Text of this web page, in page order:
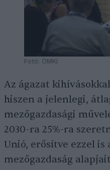
Fotó: ÖMKi
Az ágazat
hiszen a jelenlegi,
mezőgazdasági
2030-ra 25%-ra
Unió, erősítve ezzel is
mezőgazdaság